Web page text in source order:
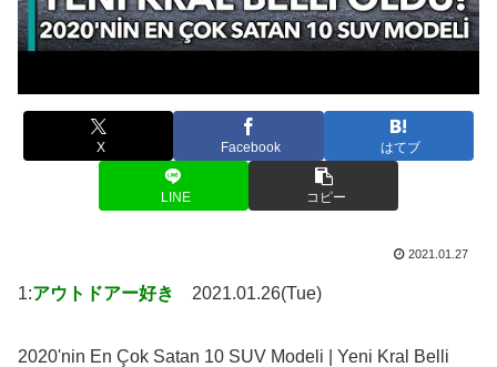
X Facebook はてブ
LINE コピー
2021.01.27
1:アウトドアー好き 2021.01.26(Tue)
2020'nin En Çok Satan 10 SUV Modeli | Yeni Kral Belli